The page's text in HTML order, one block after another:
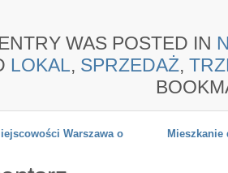
WAS POSTED IN
LOKAL, SPRZEDAŻ,
Warszawa o